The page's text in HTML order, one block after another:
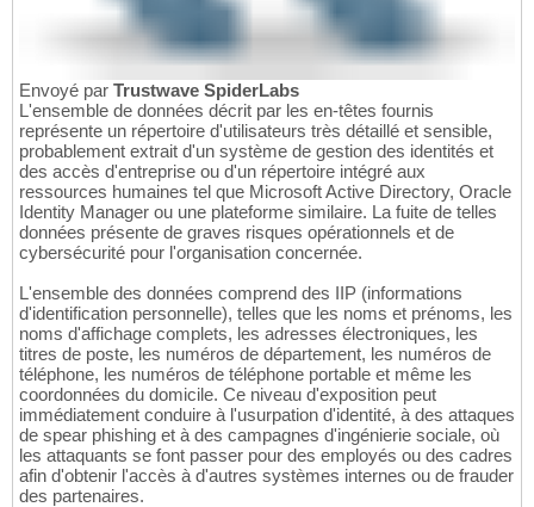
Envoyé par Trustwave SpiderLabs
L'ensemble de données décrit par les en-têtes fournis
représente un répertoire d'utilisateurs très détaillé et sensible,
probablement extrait d'un système de gestion des identités et
des accès d'entreprise ou d'un répertoire intégré aux
ressources humaines tel que Microsoft Active Directory, Oracle
Identity Manager ou une plateforme similaire. La fuite de telles
données présente de graves risques opérationnels et de
cybersécurité pour l'organisation concernée.
L'ensemble des données comprend des IIP (informations
d'identification personnelle), telles que les noms et prénoms, les
noms d'affichage complets, les adresses électroniques, les
titres de poste, les numéros de département, les numéros de
téléphone, les numéros de téléphone portable et même les
coordonnées du domicile. Ce niveau d'exposition peut
immédiatement conduire à l'usurpation d'identité, à des attaques
de spear phishing et à des campagnes d'ingénierie sociale, où
les attaquants se font passer pour des employés ou des cadres
afin d'obtenir l'accès à d'autres systèmes internes ou de frauder
des partenaires.